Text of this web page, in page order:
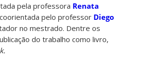
pela professora Renata
pelo professor Diego
no mestrado. Dentre os
do trabalho como livro,